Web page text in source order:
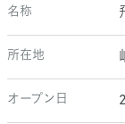
名称
所在地
オープン日